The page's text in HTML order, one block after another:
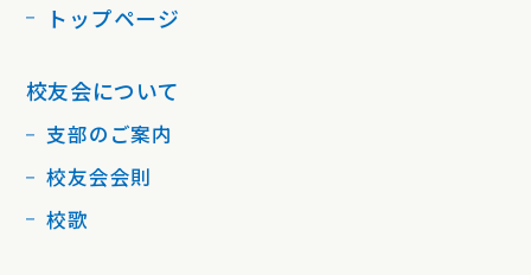
トップページ
校友会について
支部のご案内
校友会会則
校歌